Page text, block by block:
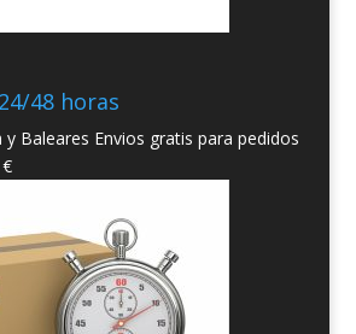
48 horas
y Baleares Envios gratis para pedidos